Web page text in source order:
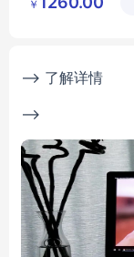
华为手机回收
￥
--> 了解详情
-->